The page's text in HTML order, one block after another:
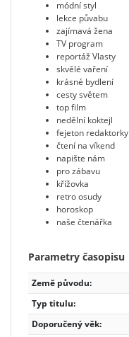
módní styl
lekce půvabu
zajímavá žena
TV program
reportáž Vlasty
skvělé vaření
krásné bydlení
cesty světem
top film
nedělní koktejl
fejeton redaktorky
čtení na víkend
napište nám
pro zábavu
křížovka
retro osudy
horoskop
naše čtenářka
Parametry časopisu
Země původu:
Typ titulu:
Doporučený věk: